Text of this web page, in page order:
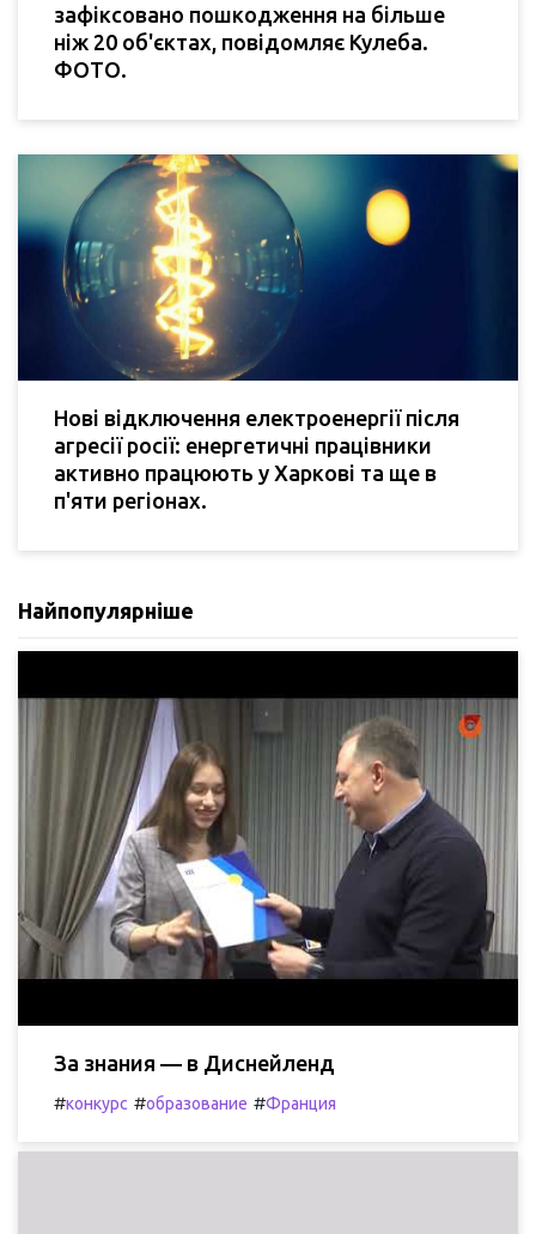
зафіксовано пошкодження на більше
ніж 20 об'єктах, повідомляє Кулеба.
ФОТО.
Нові відключення електроенергії після
агресії росії: енергетичні працівники
активно працюють у Харкові та ще в
п'яти регіонах.
Найпопулярніше
За знания — в Диснейленд
#конкурс #образование #Франция